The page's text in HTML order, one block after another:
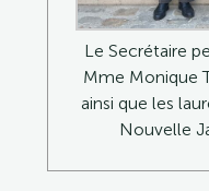
Le Secrétaire
Mme Monique
ainsi que les
Nouvelle